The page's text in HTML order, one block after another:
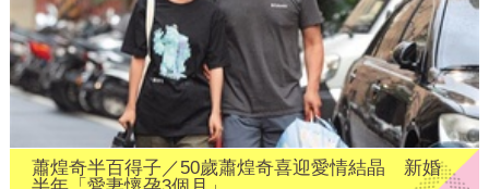
蕭煌奇半百得子／50歲蕭煌奇喜迎愛情結晶 新婚